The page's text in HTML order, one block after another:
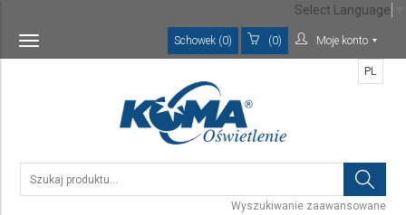
Toggle
navigation
Schowek (0) (0) Moje konto
Wyszukiwanie zaawansowane
PL
Select Language